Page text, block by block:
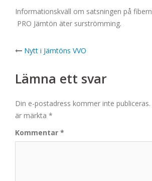
Informationskväll om satsningen på
PRO Jämtön äter surströmming.
Post
navigation
Nytt i Jämtöns VVO
Lämna ett svar
Din e-postadress kommer inte publiceras.
är märkta *
Kommentar *